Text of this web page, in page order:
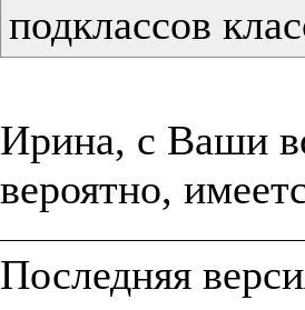
Ирина, с Ваши